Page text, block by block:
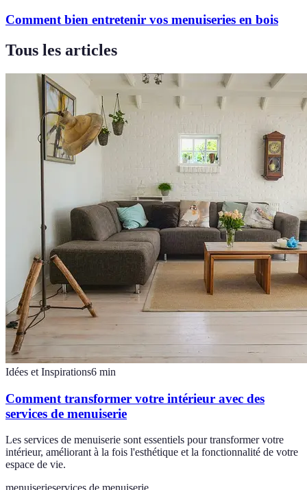
Comment bien entretenir vos menuiseries en bois
Tous les articles
Idées et Inspirations6 min
Comment transformer votre intérieur avec des
services de menuiserie
Les services de menuiserie sont essentiels pour transformer votre
intérieur, améliorant à la fois l'esthétique et la fonctionnalité de votre
espace de vie.